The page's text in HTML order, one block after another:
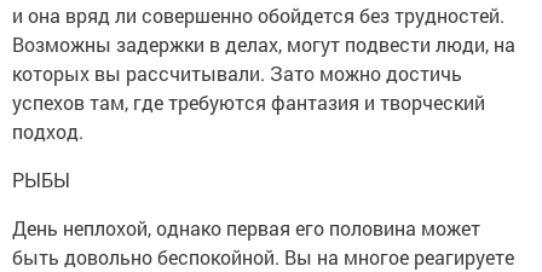
и она вряд ли совершенно обойдется без трудностей.
Возможны задержки в делах, могут подвести люди, на
которых вы рассчитывали. Зато можно достичь
успехов там, где требуются фантазия и творческий
подход.
РЫБЫ
День неплохой, однако первая его половина может
быть довольно беспокойной. Вы на многое реагируете